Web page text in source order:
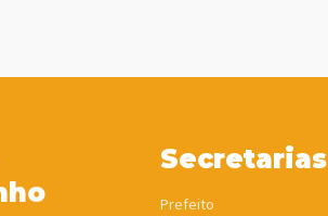
Secretarias
Prefeito